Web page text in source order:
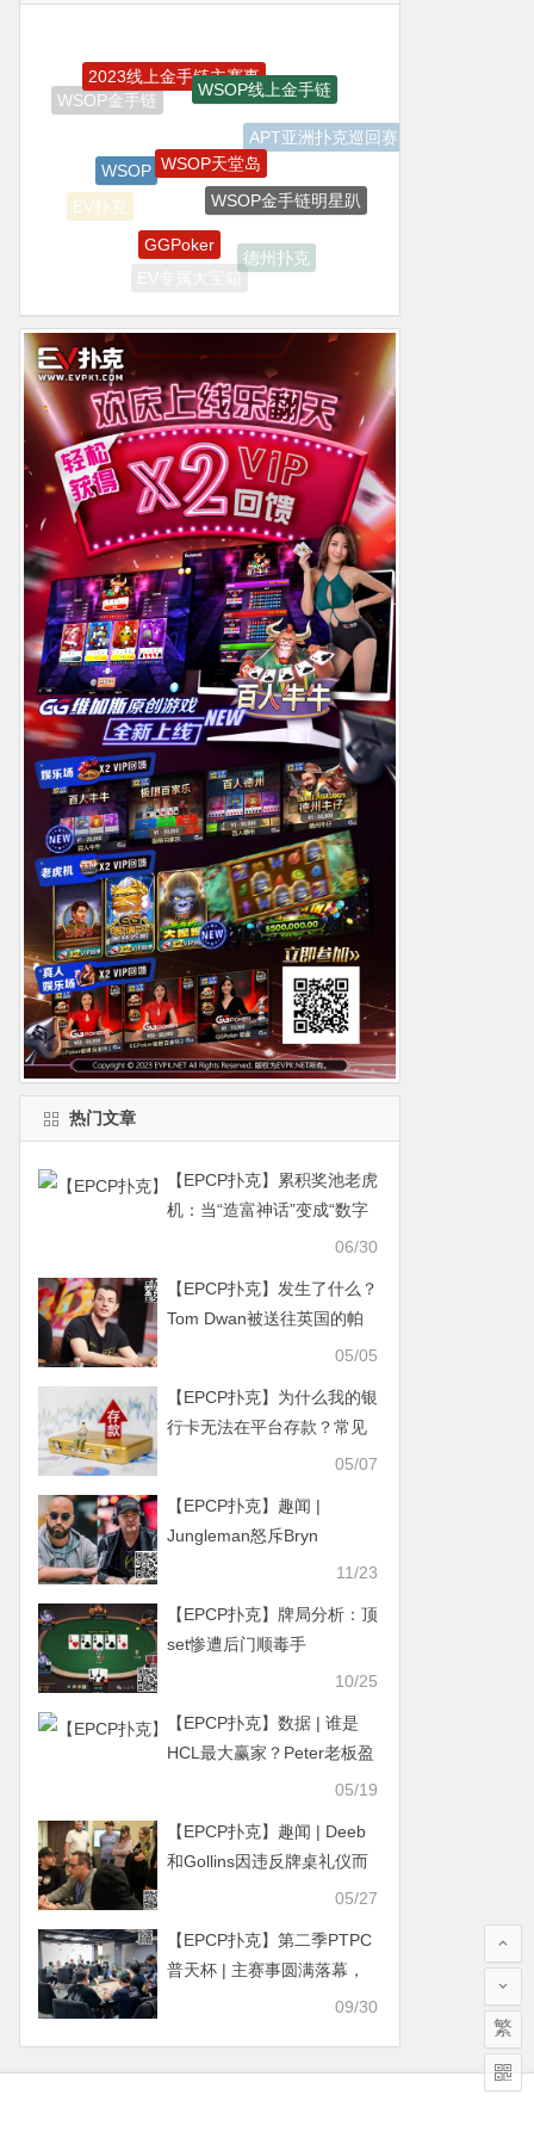
WSOP线上金手链
APT亚洲扑克巡回赛
EV扑克
WSOP天堂岛
WSOP金手链明星趴
德州扑克
EV专属大宝箱
GGPoker
热门文章
【EPCP扑克】累积奖池老虎
机：当“造富神话”变成“数字
06/30
【EPCP扑克】发生了什么？
Tom Dwan被送往英国的帕
05/05
【EPCP扑克】为什么我的银
行卡无法在平台存款？常见
05/07
【EPCP扑克】趣闻 |
Jungleman怒斥Bryn
Kenney对Phil Hellmuth的无
11/23
【EPCP扑克】牌局分析：顶
set惨遭后门顺毒手
10/25
【EPCP扑克】数据 | 谁是
HCL最大赢家？Peter老板盈
利260万刀排第二，Alan05/19
【EPCP扑克】趣闻 | Deeb
和Gollins因违反牌桌礼仪而
05/27
【EPCP扑克】第二季PTPC
普天杯 | 主赛事圆满落幕，
杨子浩一人以无敌之姿成功
09/30
繁